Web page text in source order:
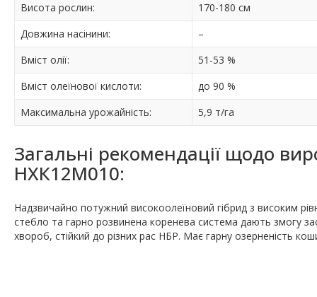
Висота рослин:
170-180 см
Довжина насінини:
–
Вміст олії:
51-53 %
Вміст олеїнової кислоти:
до 90 %
Максимальна урожайність:
5,9 т/га
Загальні рекомендації щодо
НХК12М010:
Надзвичайно потужний високоолеїновий гібрид з високим
стебло та гарно розвинена коренева система дають змогу
хвороб, стійкий до різних рас НБР. Має гарну озерненість